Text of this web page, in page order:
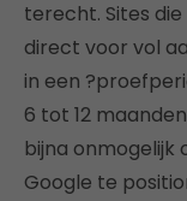
terecht. Sites
direct voor vol
in een
6 tot 12
bijna onmogelijk
Google te